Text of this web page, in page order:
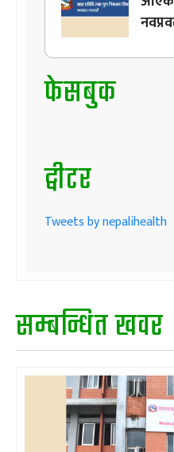
फेसबुक
ट्वीटर
Tweets by nepalihealth
सम्बन्धित खवर